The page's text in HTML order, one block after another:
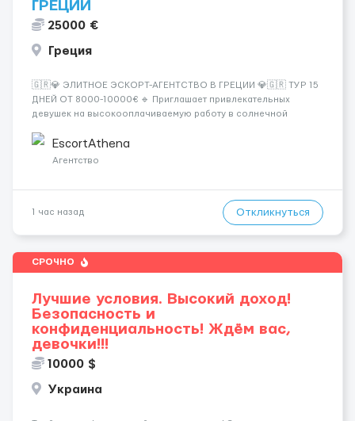
ГРЕЦИИ
25000 €
Греция
🇬🇷💎 ЭЛИТНОЕ ЭСКОРТ-АГЕНТСТВО В ГРЕЦИИ 💎🇬🇷 ТУР 15
ДНЕЙ ОТ 8000-10000€ 🔹 Приглашает привлекательных
девушек на высокооплачиваемую работу в солнечной
хорошие деньги 💶 — это предложение для тебя! 🔹
Требования: ✔️ Возраст от ...
EscortAthena
Агентство
1 час назад Откликнуться
СРОЧНО
Лучшие условия. Высокий доход!
Безопасность и
конфиденциальность! Ждём вас,
девочки!!!
10000 $
Украина